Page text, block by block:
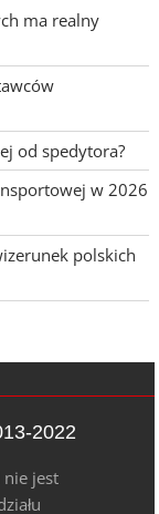
ma realny
od spedytora?
w 2026
polskich
2022
jest